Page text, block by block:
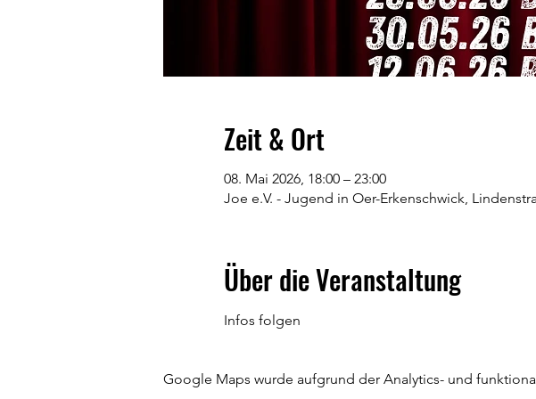
Zeit & Ort
08. Mai 2026, 18:00 – 23:00
Joe e.V. - Jugend in Oer-Erkenschwick,
Über die Veranstaltung
Infos folgen
Google Maps wurde aufgrund der Analytics- und